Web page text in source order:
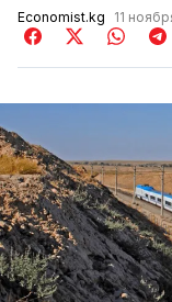
Economist.kg 11